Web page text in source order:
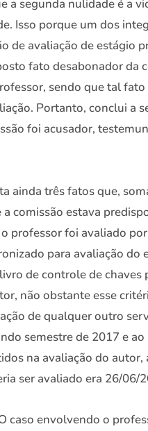
a segunda nulidade é a
Isso porque um dos
de avaliação de estágio
fato desabonador da
sendo que tal
Portanto, conclui a
foi acusador,
ainda três fatos que,
comissão estava
professor foi avaliado
para avaliação do
de controle de chaves
não obstante esse
de qualquer outro
semestre de 2017 e
na avaliação do autor,
ser avaliado era 26/06/
caso envolvendo o